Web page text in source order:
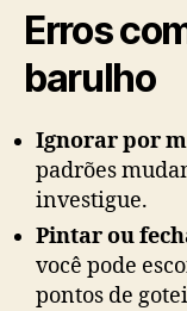
Erros
barulho
Ignorar por
padrões
investigue.
Pintar ou
você pode
pontos de